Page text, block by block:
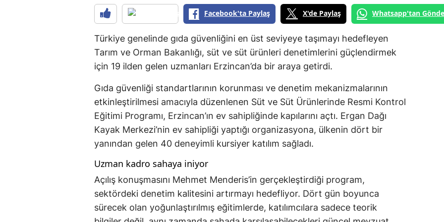
Facebook'ta Paylaş X'de Paylaş Whatsapp'tan
Türkiye genelinde gıda güvenliğini en üst seviyeye taşımayı hedefleyen
Tarım ve Orman Bakanlığı, süt ve süt ürünleri denetimlerini güçlendirmek
için 19 ilden gelen uzmanları Erzincan’da bir araya getirdi.
Gıda güvenliği standartlarının korunması ve denetim mekanizmalarının
etkinleştirilmesi amacıyla düzenlenen Süt ve Süt Ürünlerinde Resmi Kontrol
Eğitimi Programı, Erzincan’ın ev sahipliğinde kapılarını açtı. Ergan Dağı
Kayak Merkezi’nin ev sahipliği yaptığı organizasyona, ülkenin dört bir
yanından gelen 40 deneyimli kursiyer katılım sağladı.
Uzman kadro sahaya iniyor
Açılış konuşmasını Mehmet Menderis’in gerçekleştirdiği program,
sektördeki denetim kalitesini artırmayı hedefliyor. Dört gün boyunca
sürecek olan yoğunlaştırılmış eğitimlerde, katılımcılara sadece teorik